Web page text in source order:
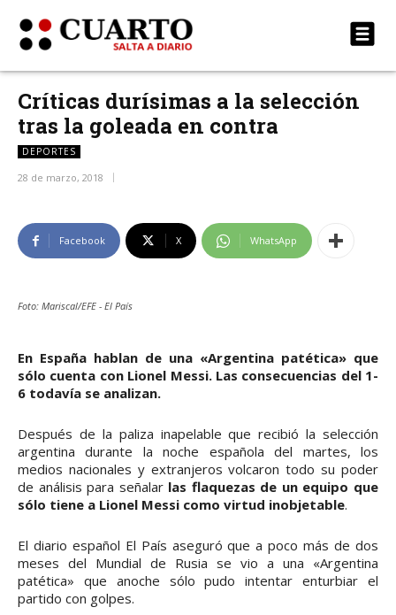
Críticas durísimas a la selección
tras la goleada en contra
DEPORTES
28 de marzo, 2018
Facebook X WhatsApp
Foto: Mariscal/EFE - El País
En España hablan de una «Argentina patética» que
sólo cuenta con Lionel Messi. Las consecuencias del 1-
6 todavía se analizan.
Después de la paliza inapelable que recibió la selección
argentina durante la noche española del martes, los
medios nacionales y extranjeros volcaron todo su poder
de análisis para señalar las flaquezas de un equipo que
sólo tiene a Lionel Messi como virtud inobjetable.
El diario español El País aseguró que a poco más de dos
meses del Mundial de Rusia se vio a una «Argentina
patética» que anoche sólo pudo intentar enturbiar el
partido con golpes.